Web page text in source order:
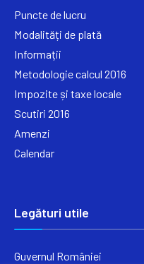
Puncte de lucru
Modalități de plată
Informații
Metodologie calcul 2016
Impozite și taxe locale
Scutiri 2016
Amenzi
Calendar
Legături utile
Guvernul României